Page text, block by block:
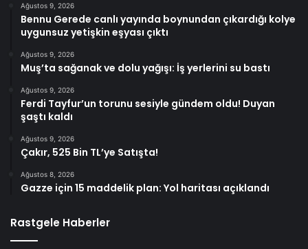
Ağustos 9, 2026
Bennu Gerede canlı yayında boynundan çıkardığı kolye
uygunsuz yetişkin eşyası çıktı
Ağustos 9, 2026
Muş’ta sağanak ve dolu yağışı: İş yerlerini su bastı
Ağustos 9, 2026
Ferdi Tayfur’un torunu sesiyle gündem oldu! Duyan
şaştı kaldı
Ağustos 9, 2026
Çakır, 525 Bin TL’ye Satışta!
Ağustos 8, 2026
Gazze için 15 maddelik plan: Yol haritası açıklandı
Rastgele Haberler